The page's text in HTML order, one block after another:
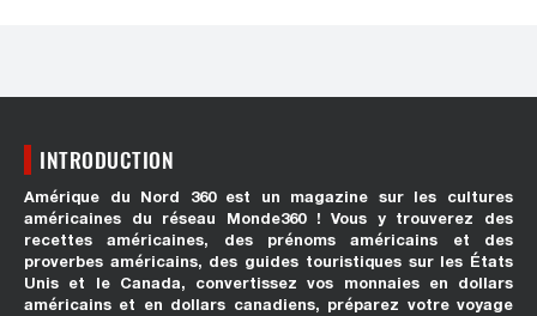
INTRODUCTION
Amérique du Nord 360 est un magazine sur les cultures
américaines du réseau Monde360 ! Vous y trouverez des
recettes américaines, des prénoms américains et des
proverbes américains, des guides touristiques sur les États
Unis et le Canada, convertissez vos monnaies en dollars
américains et en dollars canadiens, préparez votre voyage